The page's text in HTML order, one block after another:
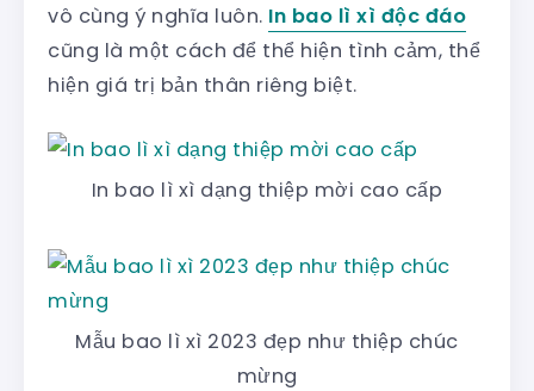
vô cùng ý nghĩa luôn. In bao lì xì độc đáo
cũng là một cách để thể hiện tình cảm, thể
hiện giá trị bản thân riêng biệt.
In bao lì xì dạng thiệp mời cao cấp
Mẫu bao lì xì 2023 đẹp như thiệp chúc
mừng